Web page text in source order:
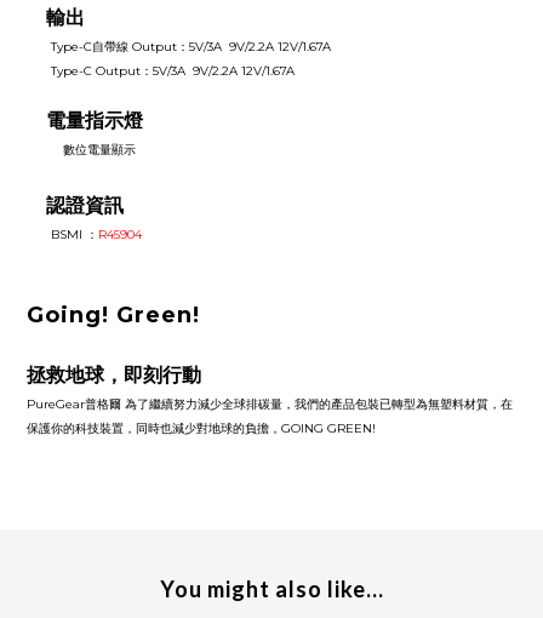
輸出
Type-C自帶線 Output ： 5V/3A 9V/2.2A 12V/1.67A
Type-C Output ： 5V/3A 9V/2.2A 12V/1.67A
電量指示燈
數位電量顯示
認證資訊
BSMI ： R45904
Going! Green!
拯救地球，即刻行動
PureGear普格爾 為了繼續努力減少全球排碳量，我們的產品包裝已轉型為無塑料材質，在
保護你的科技裝置，同時也減少對地球的負擔，GOING GREEN!
You might also like...